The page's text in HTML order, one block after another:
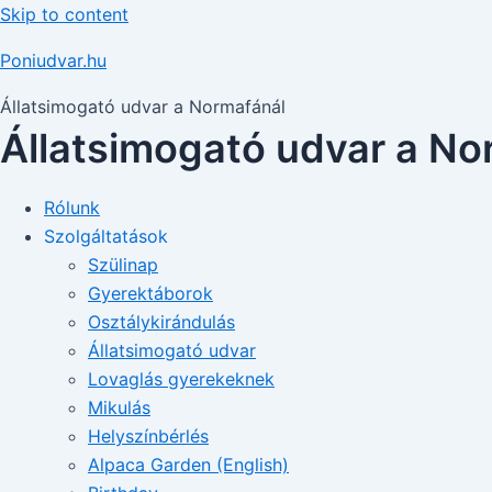
Skip to content
Poniudvar.hu
Állatsimogató udvar a Normafánál
Állatsimogató udvar a
Rólunk
Szolgáltatások
Szülinap
Gyerektáborok
Osztálykirándulás
Állatsimogató udvar
Lovaglás gyerekeknek
Mikulás
Helyszínbérlés
Alpaca Garden (English)